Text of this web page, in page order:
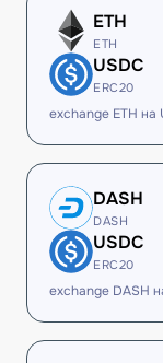
ETH
ETH
USDC
ERC20
exchange ETH на
DASH
DASH
USDC
ERC20
exchange DASH